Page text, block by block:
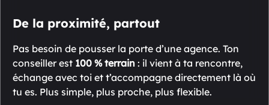
De la proximité, partout
Pas besoin de pousser la porte d’une agence. Ton
conseiller est 100 % terrain : il vient à ta rencontre,
échange avec toi et t’accompagne directement là où
tu es. Plus simple, plus proche, plus flexible.